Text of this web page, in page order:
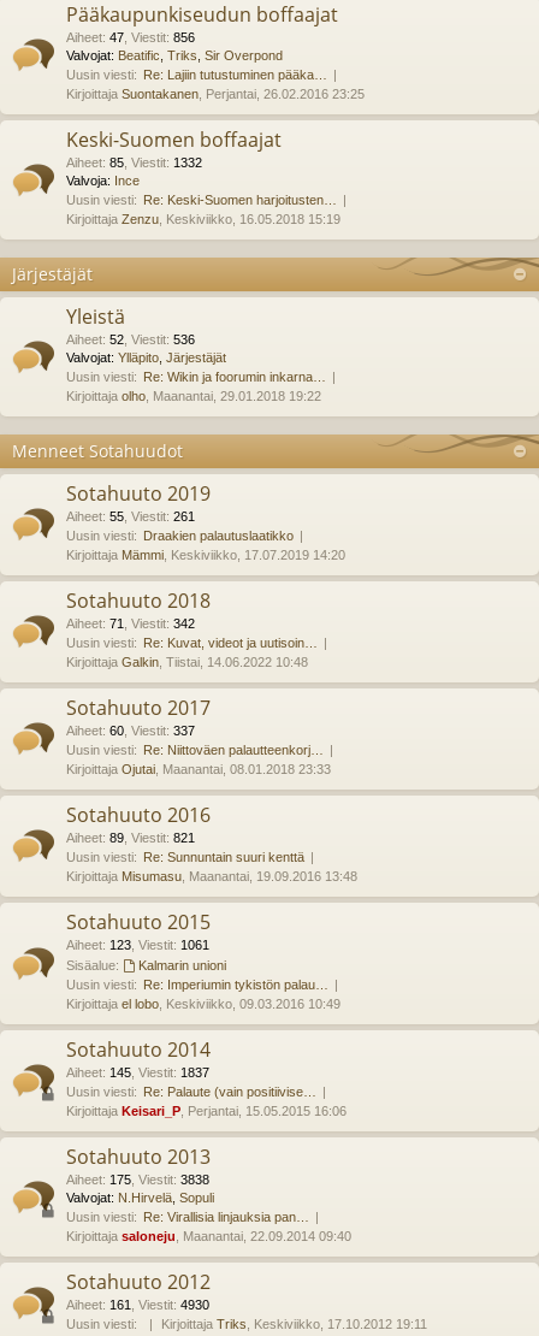
Pääkaupunkiseudun boffaajat
Aiheet: 47 Viestit: 856
Valvojat: Beatific Triks Sir Overpond
Uusin viesti: Re: Lajiin tutustuminen pääka…
Kirjoittaja Suontakanen , Perjantai, 26.02.2016 23:25
Keski-Suomen boffaajat
Aiheet: 85 Viestit: 1332
Valvoja: Ince
Uusin viesti: Re: Keski-Suomen harjoitusten…
Kirjoittaja Zenzu , Keskiviikko, 16.05.2018 15:19
Järjestäjät
Yleistä
Aiheet: 52 Viestit: 536
Valvojat: Ylläpito Järjestäjät
Uusin viesti: Re: Wikin ja foorumin inkarna…
Kirjoittaja olho , Maanantai, 29.01.2018 19:22
Menneet Sotahuudot
Sotahuuto 2019
Aiheet: 55 Viestit: 261
Uusin viesti: Draakien palautuslaatikko
Kirjoittaja Mämmi , Keskiviikko, 17.07.2019 14:20
Sotahuuto 2018
Aiheet: 71 Viestit: 342
Uusin viesti: Re: Kuvat, videot ja uutisoin…
Kirjoittaja Galkin , Tiistai, 14.06.2022 10:48
Sotahuuto 2017
Aiheet: 60 Viestit: 337
Uusin viesti: Re: Niittoväen palautteenkorj…
Kirjoittaja Ojutai , Maanantai, 08.01.2018 23:33
Sotahuuto 2016
Aiheet: 89 Viestit: 821
Uusin viesti: Re: Sunnuntain suuri kenttä
Kirjoittaja Misumasu , Maanantai, 19.09.2016 13:48
Sotahuuto 2015
Aiheet: 123 Viestit: 1061
Sisäalue:
Kalmarin unioni
Uusin viesti: Re: Imperiumin tykistön palau…
Kirjoittaja el lobo , Keskiviikko, 09.03.2016 10:49
Sotahuuto 2014
Aiheet: 145 Viestit: 1837
Uusin viesti: Re: Palaute (vain positiivise…
Kirjoittaja Keisari_P , Perjantai, 15.05.2015 16:06
Sotahuuto 2013
Aiheet: 175 Viestit: 3838
Valvojat: N.Hirvelä Sopuli
Uusin viesti: Re: Virallisia linjauksia pan…
Kirjoittaja saloneju , Maanantai, 22.09.2014 09:40
Sotahuuto 2012
Aiheet: 161 Viestit: 4930
Uusin viesti:
Kirjoittaja Triks , Keskiviikko, 17.10.2012 19:11